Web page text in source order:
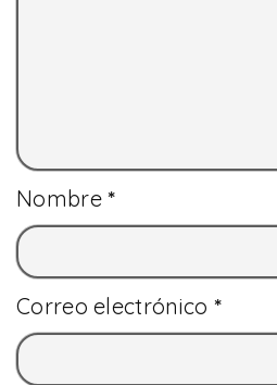
Nombre*
Correo electrónico *